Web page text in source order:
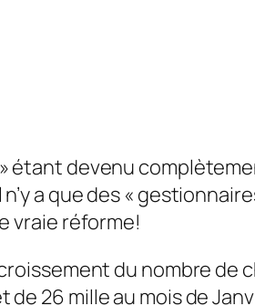
devenu
a que des «
vraie réforme!
du nombre de
de 26 mille au mois de